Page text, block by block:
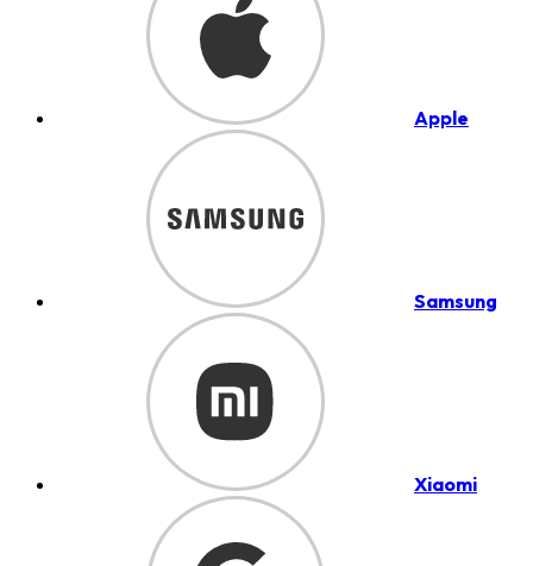
Apple
Samsung
Xiaomi